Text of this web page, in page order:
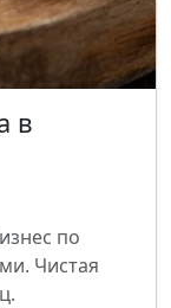
в
по
Чистая